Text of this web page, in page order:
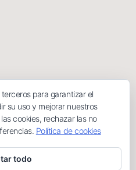
para garantizar el
su uso y mejorar nuestros
cookies, rechazar las no
Política de cookies
todo